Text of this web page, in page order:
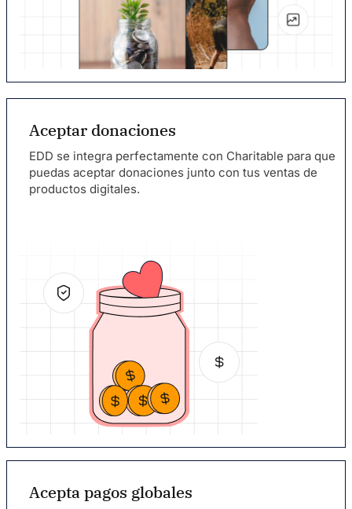
Aceptar donaciones
EDD se integra perfectamente con Charitable para que
puedas aceptar donaciones junto con tus ventas de
productos digitales.
Acepta pagos globales